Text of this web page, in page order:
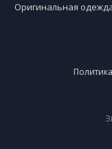
Оригинальная